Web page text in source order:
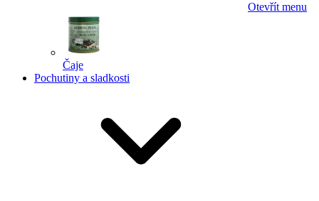
Otevřít menu
Čaje
Pochutiny a sladkosti